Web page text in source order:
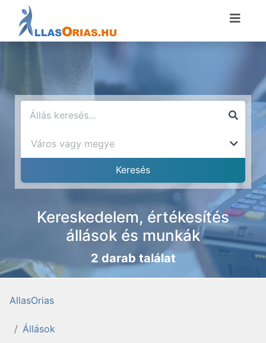
Kereskedelem, értékesítés
állások és munkák
2 darab találat
AllasOrias
Állások